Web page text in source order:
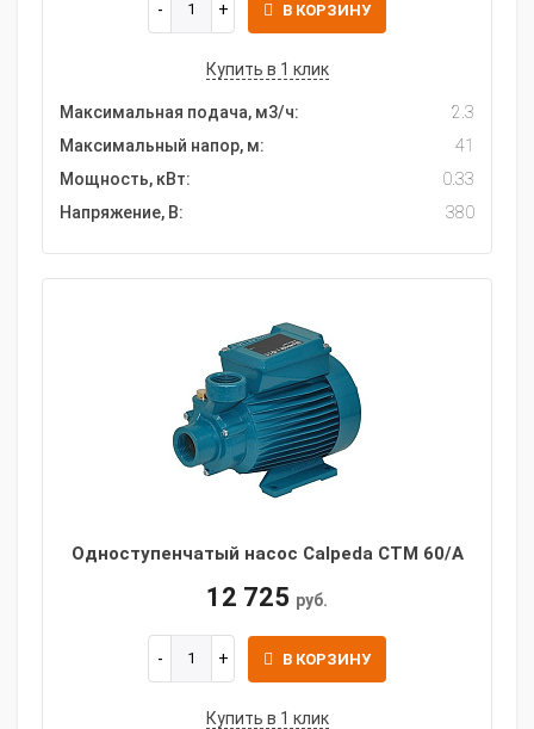
В КОРЗИНУ
Купить в 1 клик
Максимальная подача, м3/ч:
2.3
Максимальный напор, м:
41
Мощность, кВт:
0.33
Напряжение, В:
380
Одноступенчатый насос Calpeda CTM 60/A
12 725 руб.
В КОРЗИНУ
Купить в 1 клик